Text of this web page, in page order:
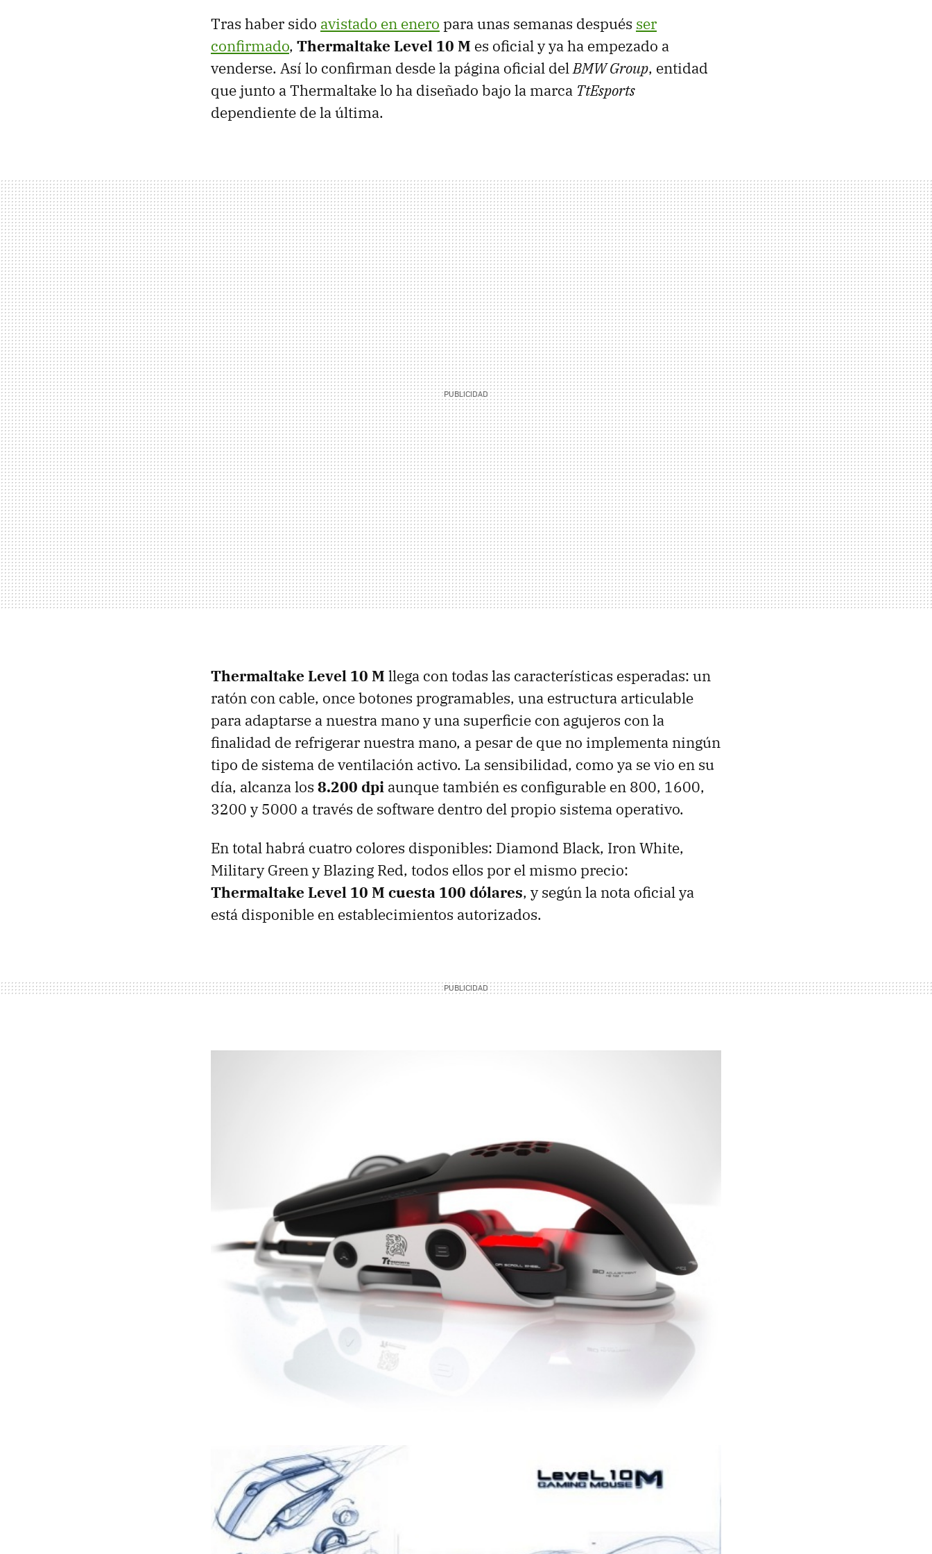
Tras haber sido avistado en enero para unas semanas después ser
confirmado, Thermaltake Level 10 M es oficial y ya ha empezado a
venderse. Así lo confirman desde la página oficial delBMWGroup, entidad
que junto a Thermaltake lo ha diseñado bajo la marca TtEsports
dependiente de la última.
Thermaltake Level 10 M llega con todas las características esperadas: un
ratón con cable, once botones programables, una estructura articulable
para adaptarse a nuestra mano y una superficie con agujeros con la
finalidad de refrigerar nuestra mano, a pesar de que no implementa ningún
tipo de sistema de ventilación activo. La sensibilidad, como ya se vio en su
día, alcanza los 8.200 dpi aunque también es configurable en 800, 1600,
3200 y 5000 a través de software dentro del propio sistema operativo.
En total habrá cuatro colores disponibles: Diamond Black, Iron White,
Military Green y Blazing Red, todos ellos por el mismo precio:
Thermaltake Level 10 M cuesta 100 dólares, y según la nota oficial ya
está disponible en establecimientos autorizados.